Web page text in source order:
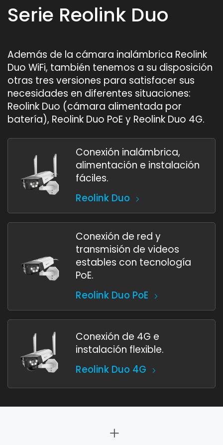
Serie Reolink Duo
Además de la cámara inalámbrica Reolink
Duo WiFi, también tenemos a su disposición
otras tres versiones para satisfacer sus
necesidades en diferentes situaciones:
Reolink Duo (cámara alimentada por
batería), Reolink Duo PoE y Reolink Duo 4G.
Conexión inalámbrica,
alimentación e instalación
fáciles.
Reolink Duo
Conexión de red y
transmisión de videos
estables con tecnología
PoE.
Reolink Duo PoE
Conexión de 4G e
instalación flexible.
Reolink Duo 4G